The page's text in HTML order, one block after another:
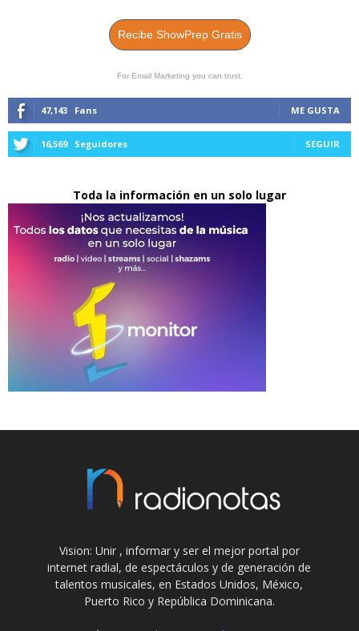
Recibe ShowPrep Gratis
For Email Marketing you can trust.
47,143 Fans ME GUSTA
16,569 Seguidores SEGUIR
Toda la información en un solo lugar
Vision: Unir , informar y ser el mejor portal por
internet radial, de espectáculos y de generación de
talentos musicales, en Estados Unidos, México,
Puerto Rico y República Dominicana.